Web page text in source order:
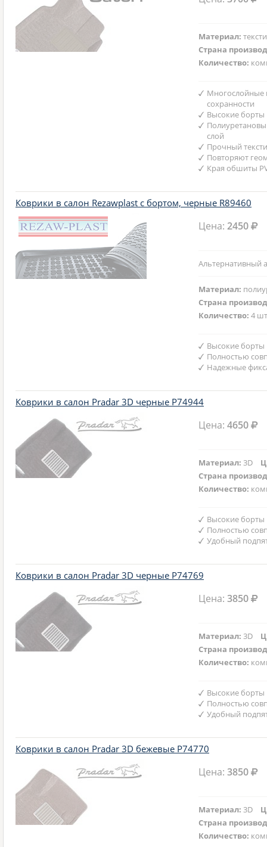
Материал:
Страна
Количество:
Многослойные
сохранности
Высокие борты
слой
Прочный
Повторяют
Края обшиты
Коврики в салон Rezawplast с бортом, черные R89460
Цена:2450
Альтернативный
Материал:
Страна
Количество:4
Высокие борты
Полностью
Надежные
Коврики в салон Pradar 3D черные P74944
Цена:4650
Материал:3D
Страна
Количество:
Высокие борты
Полностью
Удобный
Коврики в салон Pradar 3D черные P74769
Цена:3850
Материал:3D
Страна
Количество:
Высокие борты
Полностью
Удобный
Коврики в салон Pradar 3D бежевые P74770
Цена:3850
Материал:3D
Страна
Количество: